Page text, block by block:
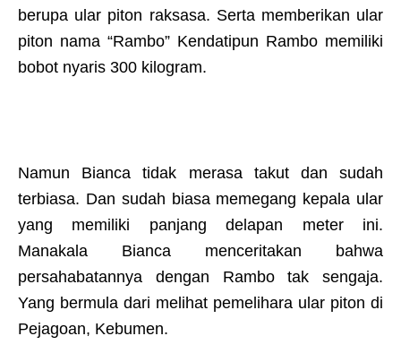
berupa ular piton raksasa. Serta memberikan ular
piton nama “Rambo” Kendatipun Rambo memiliki
bobot nyaris 300 kilogram.
Namun Bianca tidak merasa takut dan sudah
terbiasa. Dan sudah biasa memegang kepala ular
yang memiliki panjang delapan meter ini.
Manakala Bianca menceritakan bahwa
persahabatannya dengan Rambo tak sengaja.
Yang bermula dari melihat pemelihara ular piton di
Pejagoan, Kebumen.